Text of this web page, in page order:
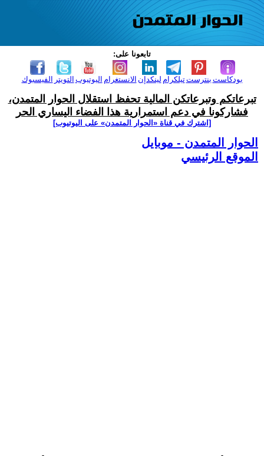
تابعونا على:
الفيسبوك التويتر اليوتيوب الانستغرام لينكدإن تيلكرامبنترست بودكاست
تبرعاتكم وتبرعاتكن المالية تحفظ استقلال الحوار المتمدن،
فشاركونا في دعم استمرارية هذا الفضاء اليساري الحر
[اشترك في قناة ‫«الحوار المتمدن» على اليوتيوب]
الحوار المتمدن - موبايل
الموقع الرئيسي